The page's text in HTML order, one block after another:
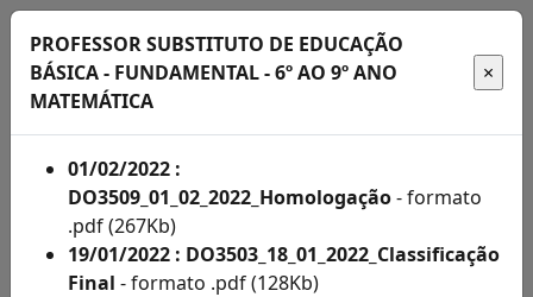
Início
Administração
Concursos
PROFESSOR SUBSTITUTO DE EDUCAÇÃO
BÁSICA - FUNDAMENTAL - 6º AO 9º ANO
MATEMÁTICA
01/02/2022 :
DO3509_01_02_2022_Homologação- formato
.pdf (267Kb)
19/01/2022 : DO3503_18_01_2022_Classificação
Final - formato .pdf (128Kb)